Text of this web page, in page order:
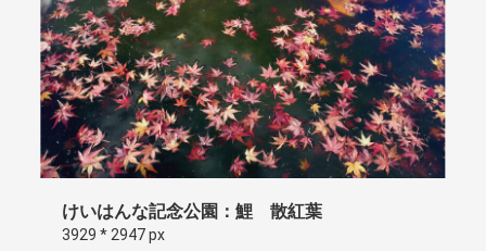
けいはんな記念公園：鯉 散紅葉
3929 * 2947 px